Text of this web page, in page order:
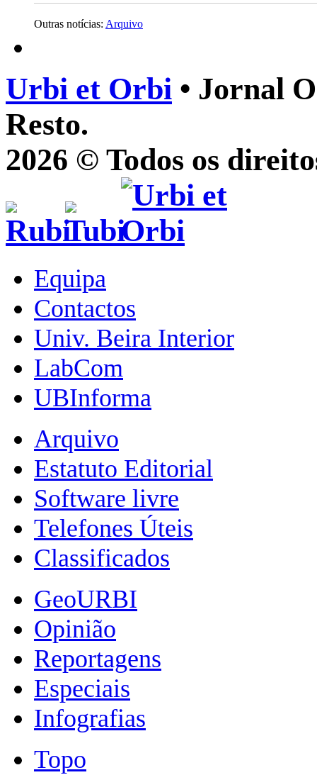
Outras notícias: Arquivo
Urbi et Orbi • Jornal
Resto.
2026 © Todos os
Equipa
Contactos
Univ. Beira Interior
LabCom
UBInforma
Arquivo
Estatuto Editorial
Software livre
Telefones Úteis
Classificados
GeoURBI
Opinião
Reportagens
Especiais
Infografias
Topo